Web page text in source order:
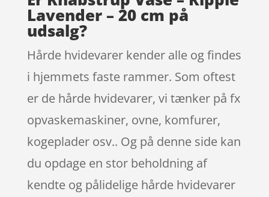
Lavender – 20 cm på
udsalg?
Hårde hvidevarer kender alle og findes
i hjemmets faste rammer. Som oftest
er de hårde hvidevarer, vi tænker på fx
opvaskemaskiner, ovne, komfurer,
kogeplader osv.. Og på denne side kan
du opdage en stor beholdning af
kendte og pålidelige hårde hvidevarer